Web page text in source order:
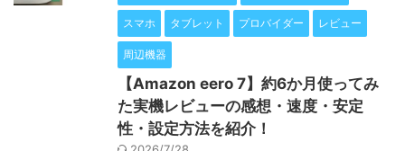
スマホ タブレット プロバイダー レビュー
周辺機器
【Amazon eero 7】約6か月使ってみ
た実機レビューの感想・速度・安定
性・設定方法を紹介！